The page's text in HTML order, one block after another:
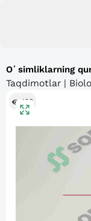
Oʻsimliklarning
Taqdimotlar |
129